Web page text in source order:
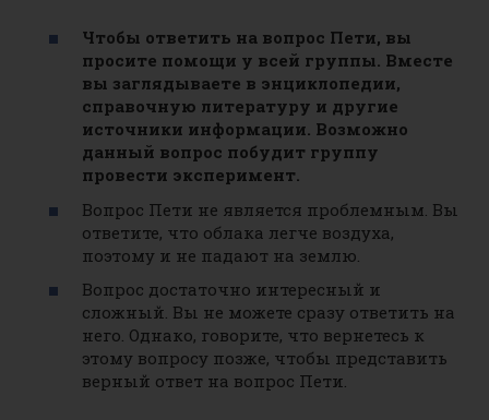
Чтобы ответить на вопрос Пети, вы
просите помощи у всей группы. Вместе
вы заглядываете в энциклопедии,
справочную литературу и другие
источники информации. Возможно
данный вопрос побудит группу
провести эксперимент.
Вопрос Пети не является проблемным. Вы
ответите, что облака легче воздуха,
поэтому и не падают на землю.
Вопрос достаточно интересный и
сложный. Вы не можете сразу ответить на
него. Однако, говорите, что вернетесь к
этому вопросу позже, чтобы представить
верный ответ на вопрос Пети.